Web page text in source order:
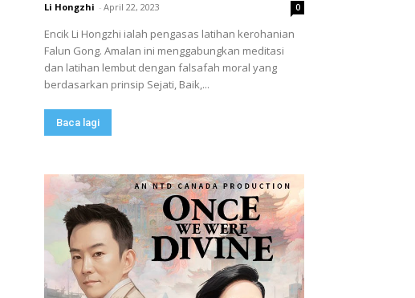
Li Hongzhi - April 22, 2023 0
Encik Li Hongzhi ialah pengasas latihan kerohanian
Falun Gong. Amalan ini menggabungkan meditasi
dan latihan lembut dengan falsafah moral yang
berdasarkan prinsip Sejati, Baik,...
Baca lagi